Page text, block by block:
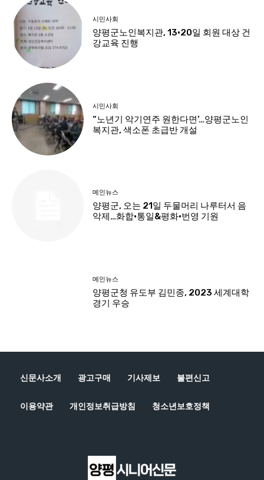
신문사소개 광고구매 기사제보 불편신고
이용약관 개인정보취급방침 청소년보호정책